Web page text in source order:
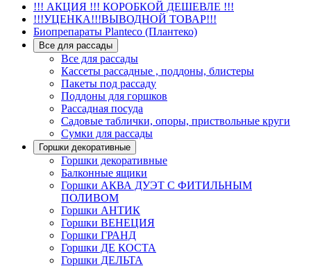
!!! АКЦИЯ !!! КОРОБКОЙ ДЕШЕВЛЕ !!!
!!!УЦЕНКА!!!ВЫВОДНОЙ ТОВАР!!!
Биопрепараты Planteco (Плантеко)
Все для рассады
Все для рассады
Кассеты рассадные , поддоны, блистеры
Пакеты под рассаду
Поддоны для горшков
Рассадная посуда
Садовые таблички, опоры, приствольные круги
Сумки для рассады
Горшки декоративные
Горшки декоративные
Балконные ящики
Горшки АКВА ДУЭТ С ФИТИЛЬНЫМ
ПОЛИВОМ
Горшки АНТИК
Горшки ВЕНЕЦИЯ
Горшки ГРАНД
Горшки ДЕ КОСТА
Горшки ДЕЛЬТА